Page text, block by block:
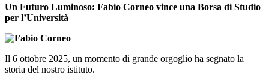
Un Futuro Luminoso: Fabio Corneo vince una Borsa di Studio
per l’Università
Il 6 ottobre 2025, un momento di grande orgoglio ha segnato la
storia del nostro istituto.